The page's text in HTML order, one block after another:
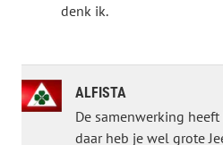
denk ik.
ALFISTA
De samenwerking
daar heb je wel grote